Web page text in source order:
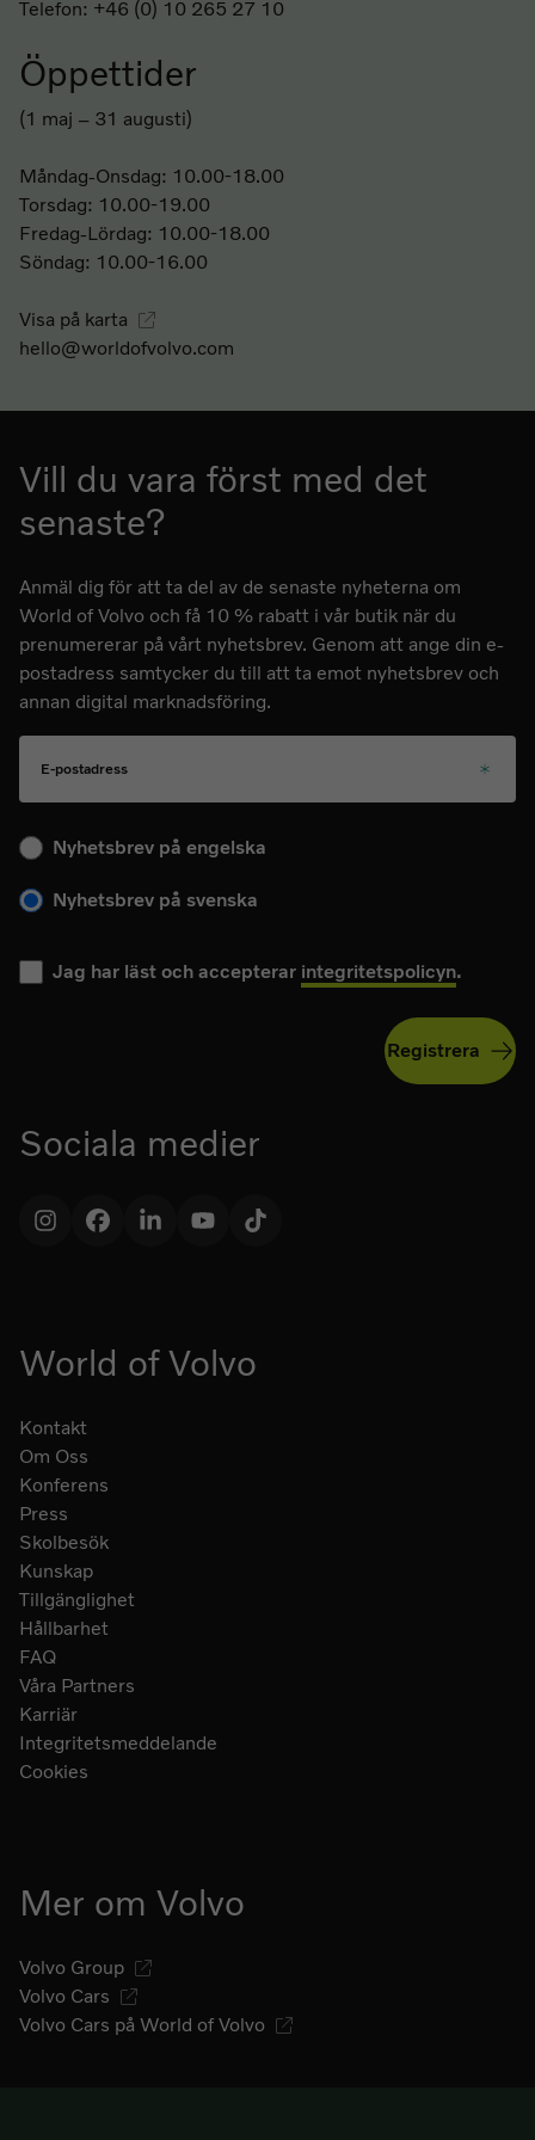
Telefon: +46 (0) 10 265 27 10
Öppettider
(1 maj – 31 augusti)
Måndag-Onsdag: 10.00-18.00
Torsdag: 10.00-19.00
Fredag-Lördag: 10.00-18.00
Söndag: 10.00-16.00
Visa på karta
hello@worldofvolvo.com
World of Volvo
Kontakt
Om Oss
Konferens
Press
Skolbesök
Kunskap
Tillgänglighet
Hållbarhet
FAQ
Våra Partners
Karriär
Integritetsmeddelande
Cookies
Mer om Volvo
Volvo Group
Volvo Cars
Volvo Cars på World of Volvo
Vill du vara först med det
senaste?
Anmäl dig för att ta del av de senaste nyheterna om
World of Volvo och få 10 % rabatt i vår butik när du
prenumererar på vårt nyhetsbrev. Genom att ange din e-
postadress samtycker du till att ta emot nyhetsbrev och
annan digital marknadsföring.
E-postadress
Välj ditt språk för kommande nyhetsbrev
Nyhetsbrev på engelska
Nyhetsbrev på svenska
Jag har läst och accepterar integritetspolicyn.
Registrera
Sociala medier
InstagramFacebookLinkedInYouTubeTikTok